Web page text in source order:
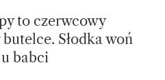
to czerwcowy
Słodka woń
babci